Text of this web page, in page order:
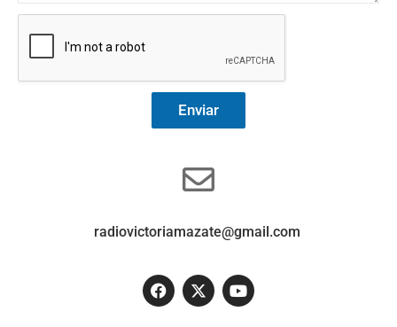
Enviar
radiovictoriamazate@gmail.com